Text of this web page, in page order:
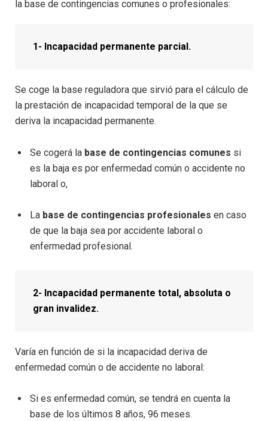
la base de contingencias comunes o profesionales:
1- Incapacidad permanente parcial.
Se coge la base reguladora que sirvió para el cálculo de
la prestación de incapacidad temporal de la que se
deriva la incapacidad permanente.
Se cogerá la base de contingencias comunes si
es la baja es por enfermedad común o accidente no
laboral o,
La base de contingencias profesionales en caso
de que la baja sea por accidente laboral o
enfermedad profesional.
2- Incapacidad permanente total, absoluta o
gran invalidez.
Varía en función de si la incapacidad deriva de
enfermedad común o de accidente no laboral:
Si es enfermedad común, se tendrá en cuenta la
base de los últimos 8 años, 96 meses.